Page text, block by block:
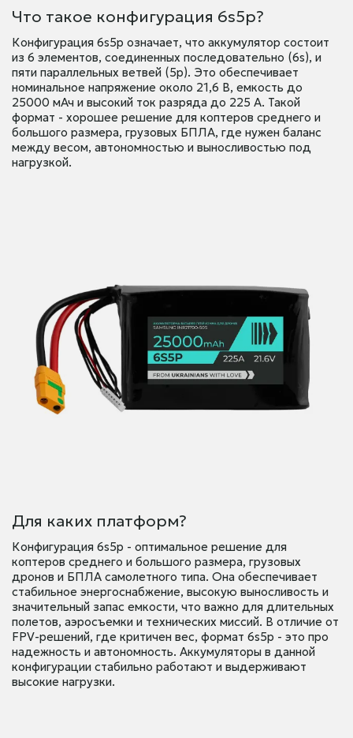
Что такое конфигурация 6s5p?
Конфигурация 6s5p означает, что аккумулятор состоит
из 6 элементов, соединенных последовательно (6s), и
пяти параллельных ветвей (5p). Это обеспечивает
номинальное напряжение около 21,6 В, емкость до
25000 мАч и высокий ток разряда до 225 А. Такой
формат - хорошее решение для коптеров среднего и
большого размера, грузовых БПЛА, где нужен баланс
между весом, автономностью и выносливостью под
нагрузкой.
Для каких платформ?
Конфигурация 6s5p - оптимальное решение для
коптеров среднего и большого размера, грузовых
дронов и БПЛА самолетного типа. Она обеспечивает
стабильное энергоснабжение, высокую выносливость и
значительный запас емкости, что важно для длительных
полетов, аэросъемки и технических миссий. В отличие от
FPV-решений, где критичен вес, формат 6s5p - это про
надежность и автономность. Аккумуляторы в данной
конфигурации стабильно работают и выдерживают
высокие нагрузки.